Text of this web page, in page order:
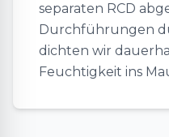
separaten RCD
Durchführungen
dichten wir
Feuchtigkeit ins